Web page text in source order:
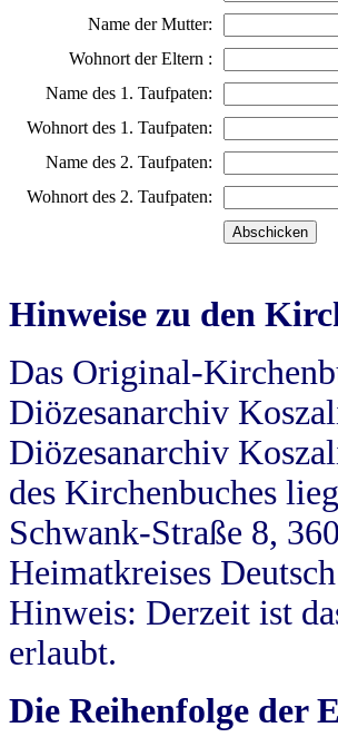
Name der Mutter:
Wohnort der Eltern :
Name des 1. Taufpaten:
Wohnort des 1. Taufpaten:
Name des 2. Taufpaten:
Wohnort des 2. Taufpaten:
Hinweise zu den
Das Original-
Diözesanarchiv
Diözesanarchiv
des Kirchenbuches
Schwank-Straße 8,
Heimatkreises
Hinweis: Derzeit ist
erlaubt.
Die Reihenfolge der